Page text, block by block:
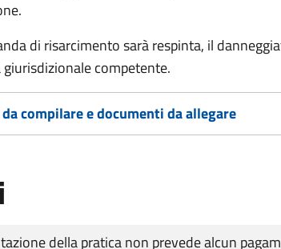
di risarcimento sarà respinta, il
competente.
compilare e documenti da allegare
della pratica non prevede alcun